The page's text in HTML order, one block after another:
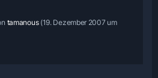
tamanous(19. Dezember 2007 um